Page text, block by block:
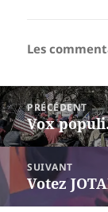
Les
Navigation
de
l’article
PRÉCÉDENT
Article
précédent :
Vox
SUIVANT
Article
suivant :
Votez